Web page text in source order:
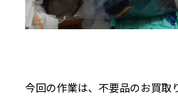
今回の作業は、不要品のお買取